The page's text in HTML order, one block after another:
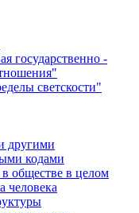
государственно -
светскости"
другими
кодами
обществе в целом
человека